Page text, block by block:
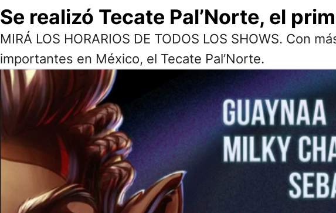
Se realizó Tecate Pal’Norte, el
MIRÁ LOS HORARIOS DE TODOS LOS SHOWS. Con
importantes en México, el Tecate Pal’Norte.